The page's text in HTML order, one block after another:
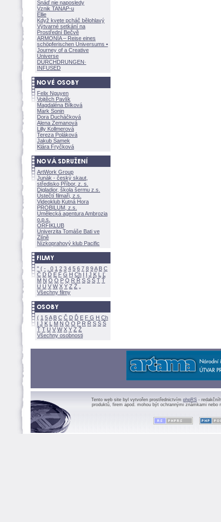
Snáď nie naposledy
Vznik TANAP-u
Ellie
Když kvete pcháč bělohlavý
Výtvarné setkání na
Prostřední Bečvě
ARMONÍA – Reise eines
schöpferischen Universums •
Journey of a Creative
Universe
DURCHDRUNGEN·
INFUSED
Felix Nguyen
Vojtěch Pavlík
Magdaléna Bílkov
Mark Sonin
Dora Ducháčkov
Alena Zemanov
Lilly Kollmerov
Tereza Polákov
Jakub Samek
Klára Fryčkov
ArtWork Group
Junák - český skaut,
středisko Příbor, z. s.
Digladior, škola šermu z.s.
Ústečtí filmaři, z.s.
Videoklub Kutná Hora
PROBILUM, z.s.
Umělecká agentura Ambrozia
o.p.s.
ORFIKLUB
Univerzita Tomáše Bati ve
Zlíně
Nízkoprahový klub Pacific
" ( - 0 1 2 3 4 5 6 7 8 9A B C
Č D Ď E F G H Ch I Í J K L
Ľ
M N O Ó P Q R Ř S Ś T Ť
U Ú V W X Y Z
Všechny filmy
( 1 5A B C Č D Ď E F G H Ch
I J K L M N Ó O P R Ř S Ś
Ť T U V W X Y Z
Všechny osobnosti
Tento web site byl vytvořen prostřednictvím phpRS -
produktů, firem apod. mohou být ochrannými známkami